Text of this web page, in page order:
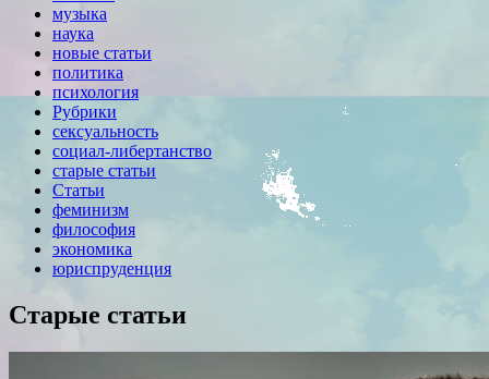
музыка
наука
новые статьи
политика
психология
Рубрики
сексуальность
социал-либертанство
старые статьи
Статьи
феминизм
философия
экономика
юриспруденция
Старые статьи